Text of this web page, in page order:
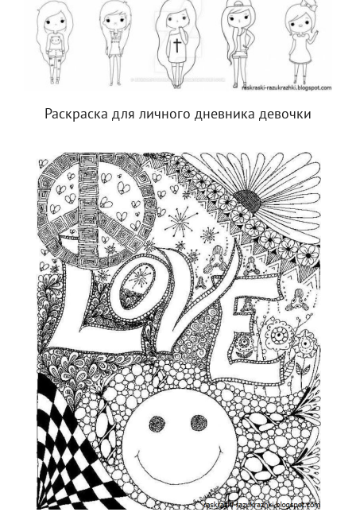
Раскраска для личного дневника девочки